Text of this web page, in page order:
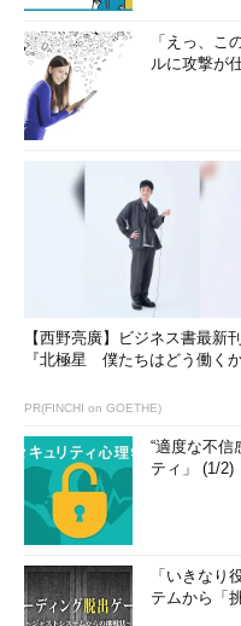
「えっ、
ルに攻撃が
【西野亮廣】ビジネス書最新刊
『北極星 僕たちはどう働くか
PR(FINCHI on GOETHE)
“適度な不信
ティ」 (1/2)
「いきなり
テムから「